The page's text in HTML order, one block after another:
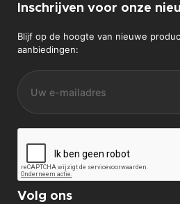
Inschrijven voor onze
Blijf op de hoogte van nieuwe
aanbiedingen:
Volg ons